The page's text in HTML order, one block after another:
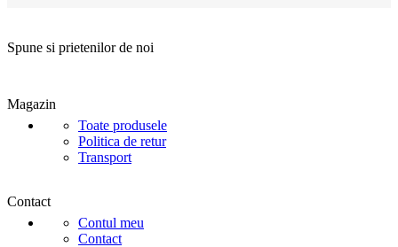
Spune si prietenilor de noi
Magazin
Toate produsele
Politica de retur
Transport
Contact
Contul meu
Contact